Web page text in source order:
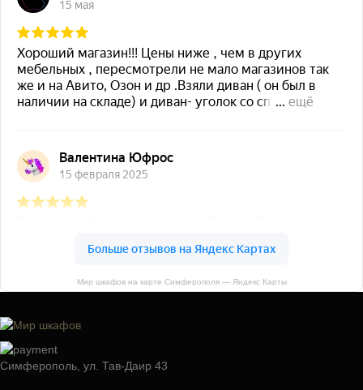
Мир шкафов на карте Симферополя — Яндекс Карты
Симферополь, ул. Тав-Даир 43